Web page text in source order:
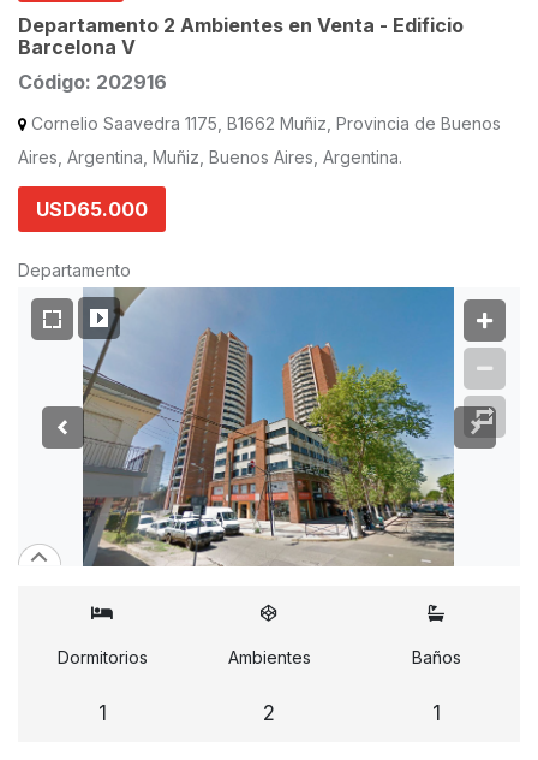
Departamento 2 Ambientes en Venta - Edificio
Barcelona V
Código: 202916
Cornelio Saavedra 1175, B1662 Muñiz, Provincia de Buenos
Aires, Argentina, Muñiz, Buenos Aires, Argentina.
USD65.000
Departamento
Dormitorios
1
Ambientes
2
Baños
1